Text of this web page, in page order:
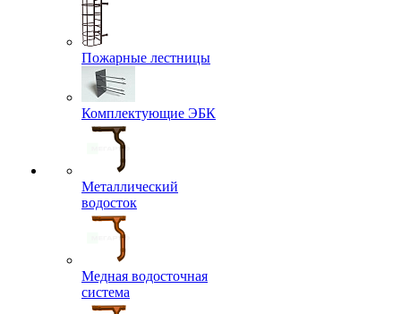
Пожарные лестницы
Комплектующие ЭБК
Металлический
водосток
Медная водосточная
система